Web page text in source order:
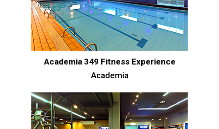
Academia 349 Fitness Experience
Academia